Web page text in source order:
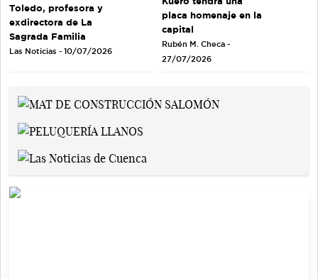
Toledo, profesora y
exdirectora de La
Sagrada Familia
Las Noticias - 10/07/2026
placa homenaje en la
capital
Rubén M. Checa -
27/07/2026